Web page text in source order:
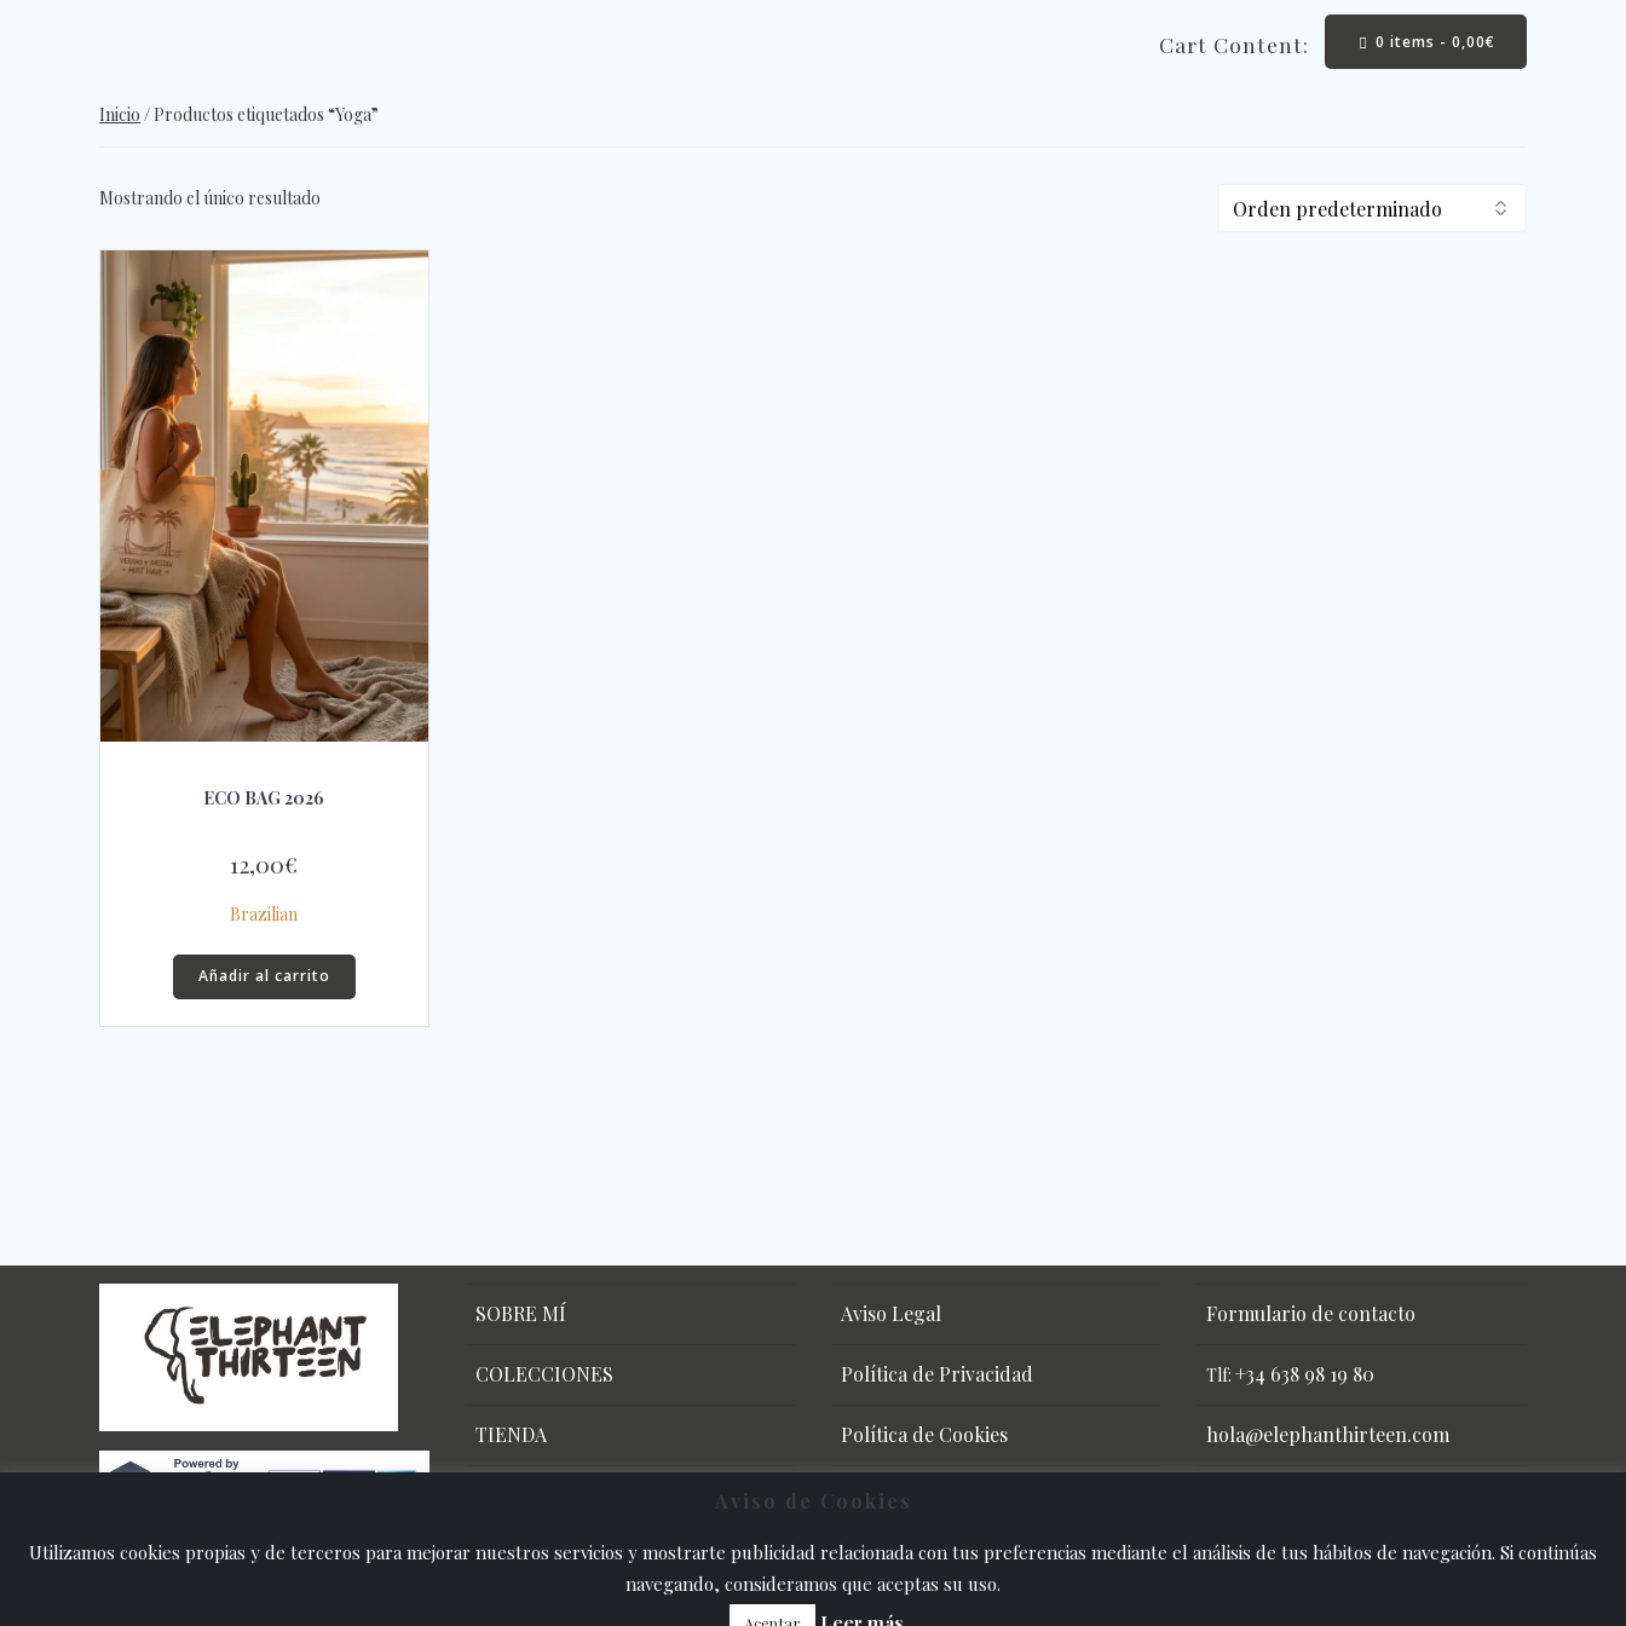
Cart Content: 0 items - 0,00€
Inicio / Productos etiquetados “Yoga”
Mostrando el único resultado
ECO BAG 2026
12,00€
Brazilian
Añadir al carrito
SOBRE MÍ
COLECCIONES
TIENDA
Aviso Legal
Política de Privacidad
Política de Cookies
Condiciones de compra
Formulario de contacto
Tlf:+34 638 98 19 80
hola@elephanthirteen.com
Elephant Thirteen - Since 2022
Aviso de Cookies
Utilizamos cookies propias y de terceros para mejorar nuestros servicios y mostrarte publicidad relacionada con tus preferencias mediante el análisis de tus hábitos de navegación. Si continúas
navegando, consideramos que aceptas su uso.